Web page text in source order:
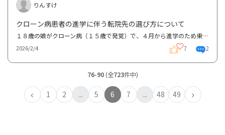
りんすけ
クローン病患者の進学に伴う転院先の選び方について
１８歳の娘がクローン病（１５歳で発覚）で、４月から進学のため東京に住みます。現在は、地元（25万...
2026/2/4 7 2
76-90(全723件中)
‹ 1 2 ... 5 6 7 ... 48 49 ›